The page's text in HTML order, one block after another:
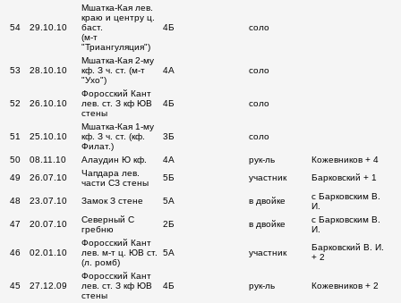
54 29.10.10
Мшатка-Кая лев.
краю и центру ц.
баст.
(м-т
"Триангуляция")
4Б соло
53 28.10.10
Мшатка-Кая 2-му
кф. З ч. ст. (м-т
"Ухо")
4А соло
52 26.10.10
Форосский Кант
лев. ст. З кф ЮВ
стены
4Б соло
51 25.10.10
Мшатка-Кая 1-му
кф. З ч. ст. (кф.
Филат.)
3Б соло
50 08.11.10 Алаудин Ю кф. 4А рук-ль
Кожевников + 4
49
26.07.10
Чапдара лев.
части СЗ стены
5Б участник Барковский + 1
48 23.07.10 Замок З стене 5А в двойке
с Барковским В.
И.
47
20.07.10
Северный С
гребню
2Б в двойке
с Барковским В.
И.
46 02.01.10
Форосский Кант
лев. м-т ц. ЮВ ст.
(л. ромб)
5А участник
Барковский В. И.
+ 2
45 27.12.09
Форосский Кант
лев. ст. З кф ЮВ
стены
4Б рук-ль Кожевников + 2